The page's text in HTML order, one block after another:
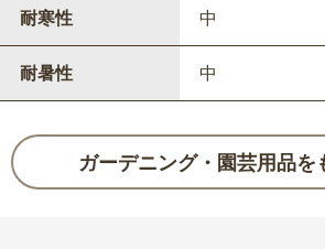
耐寒性 中
耐暑性 中
ガーデニング・園芸用品を